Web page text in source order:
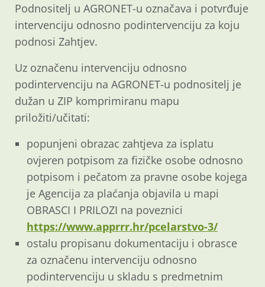
Podnositelj u AGRONET-u označava i potvrđuje
intervenciju odnosno podintervenciju za koju
podnosi Zahtjev.
Uz označenu intervenciju odnosno
podintervenciju na AGRONET-u podnositelj je
dužan u ZIP komprimiranu mapu
priložiti/učitati:
popunjeni obrazac zahtjeva za isplatu
ovjeren potpisom za fizičke osobe odnosno
potpisom i pečatom za pravne osobe kojega
je Agencija za plaćanja objavila u mapi
OBRASCI I PRILOZI na poveznici
https://www.apprrr.hr/pcelarstvo-3/
ostalu propisanu dokumentaciju i obrasce
za označenu intervenciju odnosno
podintervenciju u skladu s predmetnim